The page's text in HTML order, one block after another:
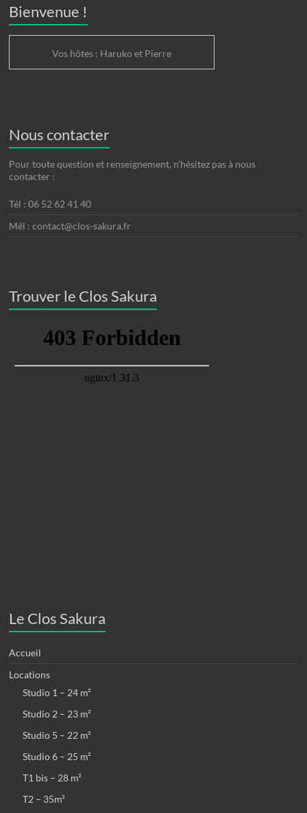
Bienvenue !
Vos hôtes : Haruko et Pierre
Nous contacter
Pour toute question et renseignement, n’hésitez pas à nous
contacter :
Tél : 06 52 62 41 40
Mél : contact@clos-sakura.fr
Trouver le Clos Sakura
Le Clos Sakura
Accueil
Locations
Studio 1 – 24 m²
Studio 2 – 23 m²
Studio 5 – 22 m²
Studio 6 – 25 m²
T1 bis – 28 m²
T2 – 35m²